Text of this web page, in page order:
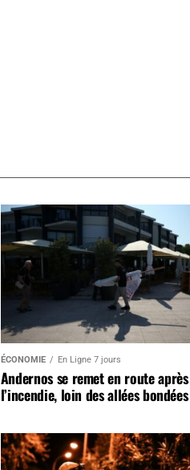
ÉCONOMIE En Ligne 7 jours
Andernos se remet en route après
l’incendie, loin des allées bondées